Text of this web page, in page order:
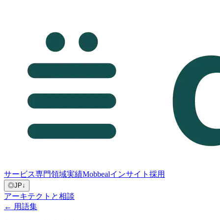
サービス専門領域実績Mobbealインサイト 採用
◎JP↓
アーキテクトと相談
← 用語集